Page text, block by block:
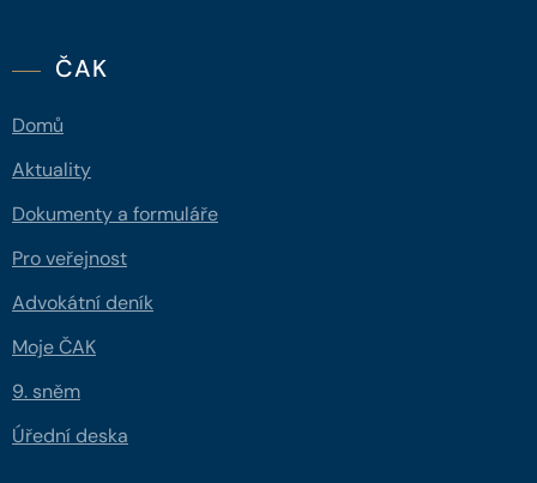
ČAK
Domů
Aktuality
Dokumenty a formuláře
Pro veřejnost
Advokátní deník
Moje ČAK
9. sněm
Úřední deska